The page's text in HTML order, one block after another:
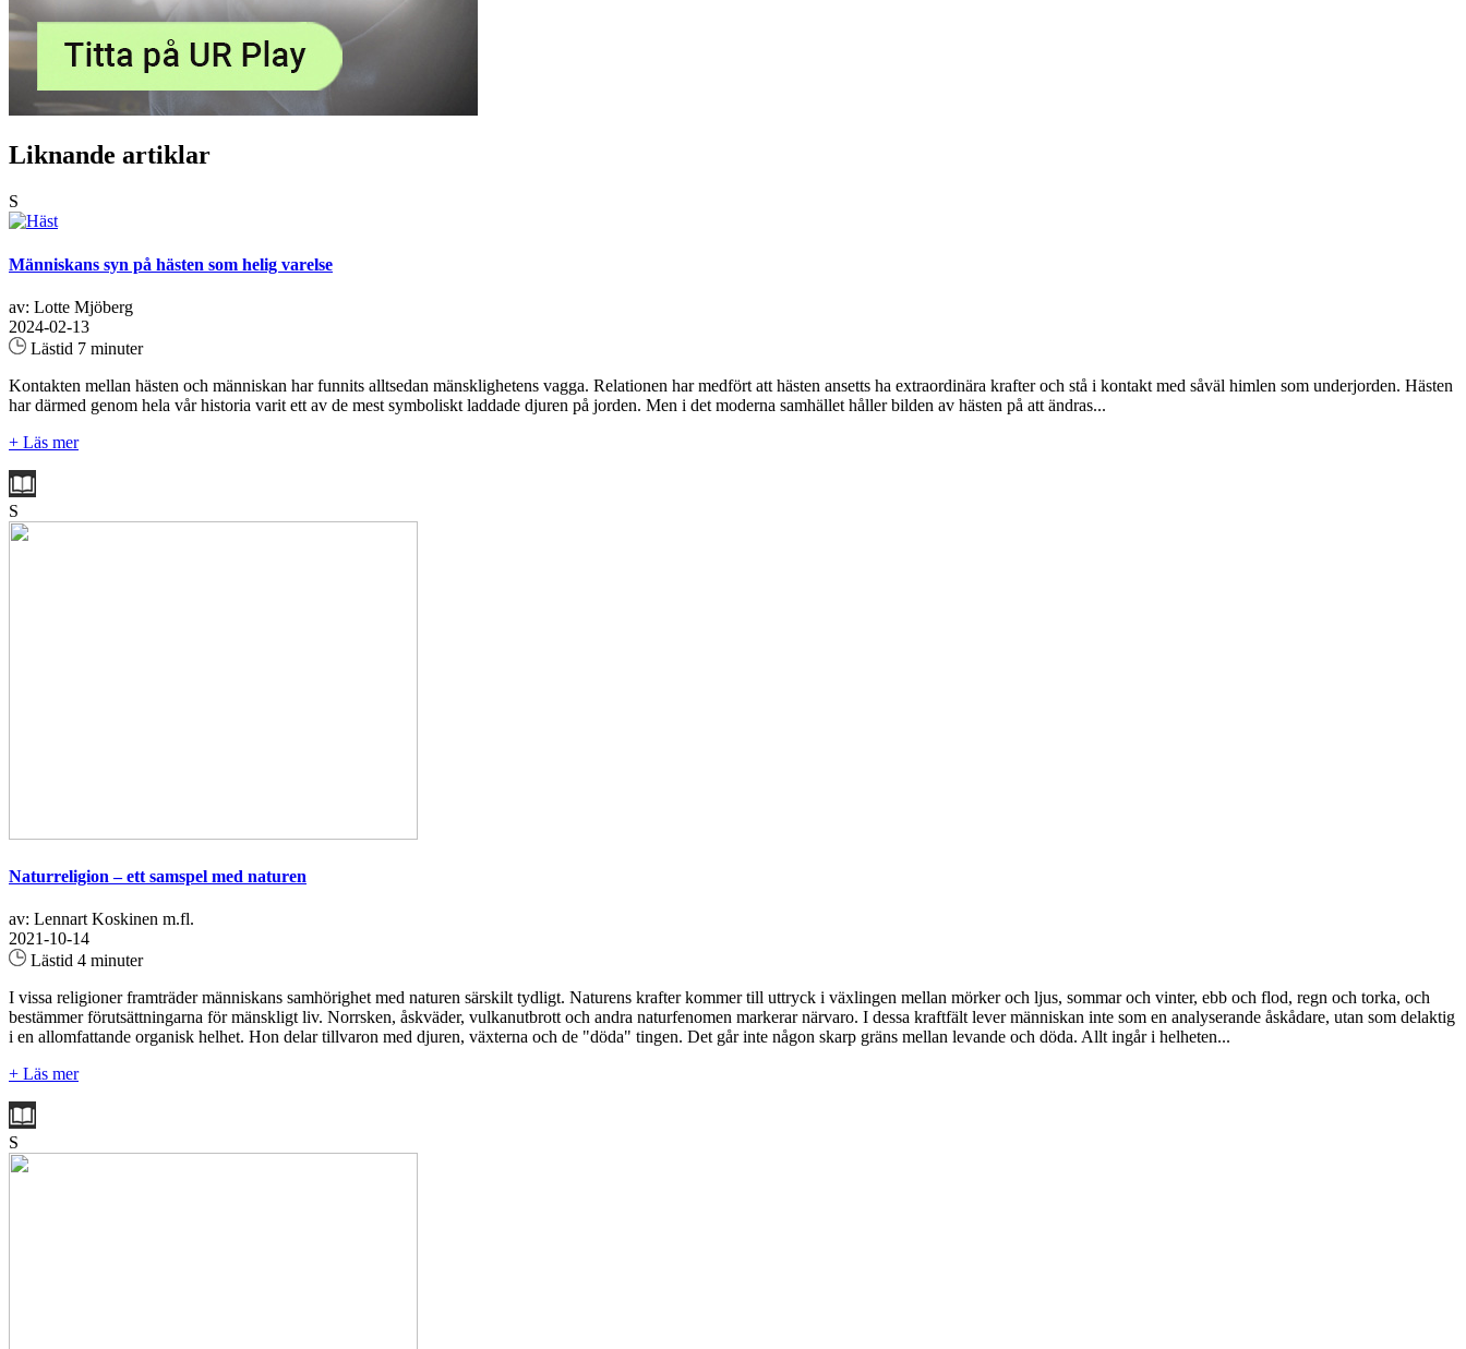
Liknande artiklar
S
Människans syn på hästen som helig varelse
av: Lotte Mjöberg
2024-02-13
Lästid 7 minuter
Kontakten mellan hästen och människan har funnits alltsedan mänsklighetens vagga. Relationen har medfört att hästen ansetts ha extraordinära krafter och stå i kontakt med såväl himlen som underjorden. Hästen
har därmed genom hela vår historia varit ett av de mest symboliskt laddade djuren på jorden. Men i det moderna samhället håller bilden av hästen på att ändras...
+ Läs mer
S
Naturreligion – ett samspel med naturen
av: Lennart Koskinen m.fl.
2021-10-14
Lästid 4 minuter
I vissa religioner framträder människans samhörighet med naturen särskilt tydligt. Naturens krafter kommer till uttryck i växlingen mellan mörker och ljus, sommar och vinter, ebb och flod, regn och torka, och
bestämmer förutsättningarna för mänskligt liv. Norrsken, åskväder, vulkanutbrott och andra naturfenomen markerar närvaro. I dessa kraftfält lever människan inte som en analyserande åskådare, utan som delaktig
i en allomfattande organisk helhet. Hon delar tillvaron med djuren, växterna och de "döda" tingen. Det går inte någon skarp gräns mellan levande och döda. Allt ingår i helheten...
+ Läs mer
S